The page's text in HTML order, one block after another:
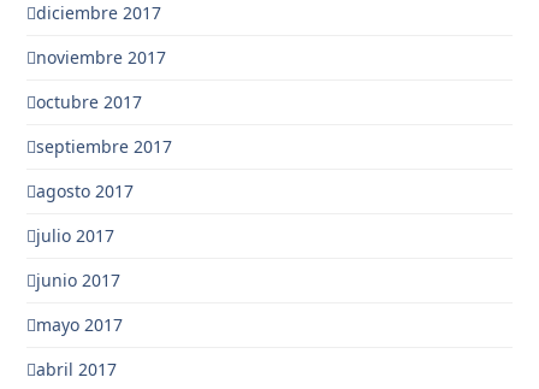
diciembre 2017
noviembre 2017
octubre 2017
septiembre 2017
agosto 2017
julio 2017
junio 2017
mayo 2017
abril 2017